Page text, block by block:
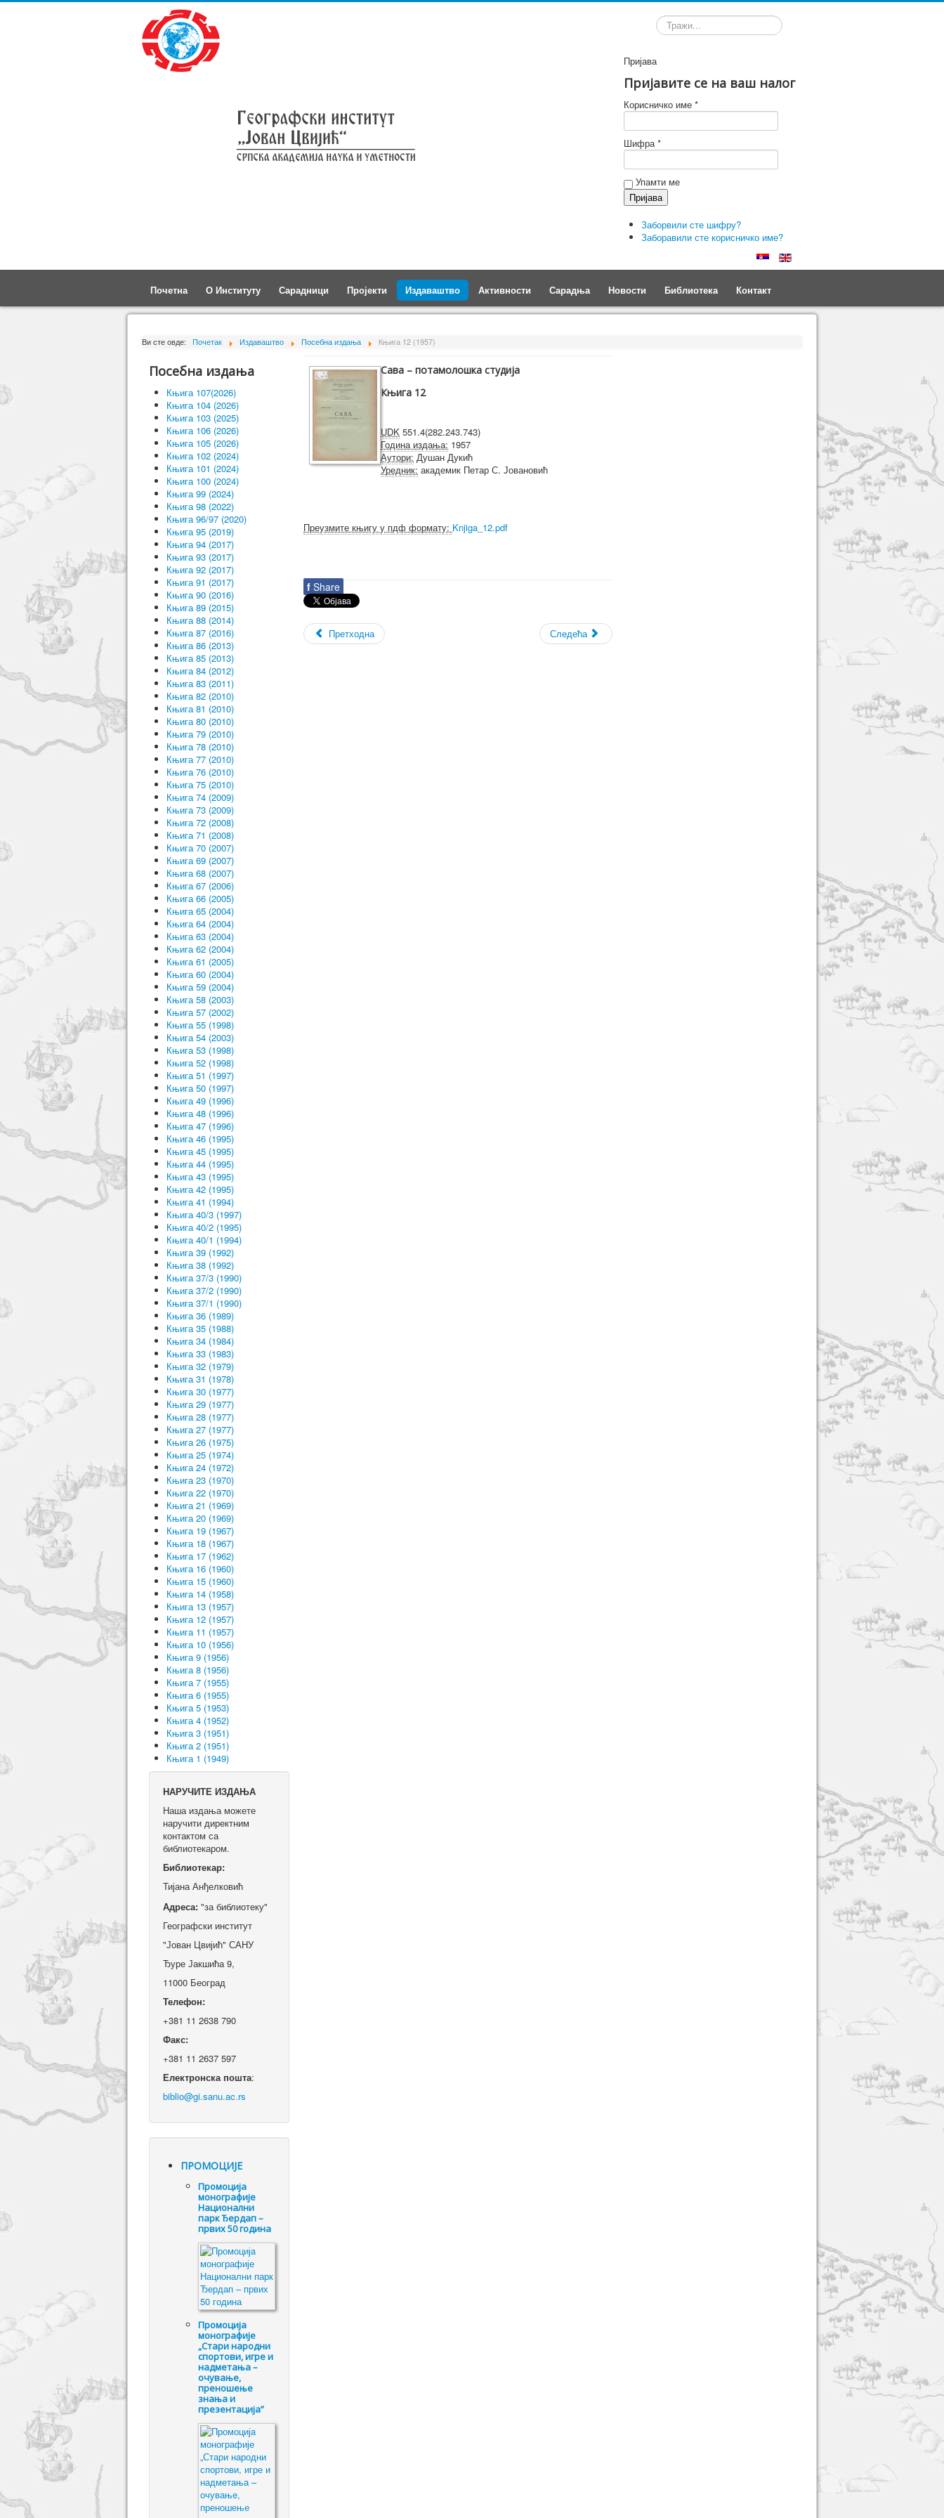
Претрага
Пријава
Пријавите се на ваш налог
Корисничко име *
Шифра *
Упамти ме
Заборвили сте шифру?
Заборавили сте корисничко име?
Почетна О Институту Сарадници Пројекти Издаваштво Активности Сарадња Новости Библиотека Контакт
Ви сте овде: Почетак Издаваштво Посебна издања Књига 12 (1957)
Посебна издања
Књига 107(2026)
Књига 104 (2026)
Књига 103 (2025)
Књига 106 (2026)
Књига 105 (2026)
Књига 102 (2024)
Књига 101 (2024)
Књига 100 (2024)
Књига 99 (2024)
Књига 98 (2022)
Књига 96/97 (2020)
Књига 95 (2019)
Књига 94 (2017)
Књига 93 (2017)
Књига 92 (2017)
Књига 91 (2017)
Књига 90 (2016)
Књига 89 (2015)
Књига 88 (2014)
Књига 87 (2016)
Књига 86 (2013)
Књига 85 (2013)
Књига 84 (2012)
Књига 83 (2011)
Књига 82 (2010)
Књига 81 (2010)
Књига 80 (2010)
Књига 79 (2010)
Књига 78 (2010)
Књига 77 (2010)
Књига 76 (2010)
Књига 75 (2010)
Књига 74 (2009)
Књига 73 (2009)
Књига 72 (2008)
Књига 71 (2008)
Књига 70 (2007)
Књига 69 (2007)
Књига 68 (2007)
Књига 67 (2006)
Књига 66 (2005)
Књига 65 (2004)
Књига 64 (2004)
Књига 63 (2004)
Књига 62 (2004)
Књига 61 (2005)
Књига 60 (2004)
Књига 59 (2004)
Књига 58 (2003)
Књига 57 (2002)
Књига 55 (1998)
Књига 54 (2003)
Књига 53 (1998)
Књига 52 (1998)
Књига 51 (1997)
Књига 50 (1997)
Књига 49 (1996)
Књига 48 (1996)
Књига 47 (1996)
Књига 46 (1995)
Књига 45 (1995)
Књига 44 (1995)
Књига 43 (1995)
Књига 42 (1995)
Књига 41 (1994)
Књига 40/3 (1997)
Књига 40/2 (1995)
Књига 40/1 (1994)
Књига 39 (1992)
Књига 38 (1992)
Књига 37/3 (1990)
Књига 37/2 (1990)
Књига 37/1 (1990)
Књига 36 (1989)
Књига 35 (1988)
Књига 34 (1984)
Књига 33 (1983)
Књига 32 (1979)
Књига 31 (1978)
Књига 30 (1977)
Књига 29 (1977)
Књига 28 (1977)
Књига 27 (1977)
Књига 26 (1975)
Књига 25 (1974)
Књига 24 (1972)
Књига 23 (1970)
Књига 22 (1970)
Књига 21 (1969)
Књига 20 (1969)
Књига 19 (1967)
Књига 18 (1967)
Књига 17 (1962)
Књига 16 (1960)
Књига 15 (1960)
Књига 14 (1958)
Књига 13 (1957)
Књига 12 (1957)
Књига 11 (1957)
Књига 10 (1956)
Књига 9 (1956)
Књига 8 (1956)
Књига 7 (1955)
Књига 6 (1955)
Књига 5 (1953)
Књига 4 (1952)
Књига 3 (1951)
Књига 2 (1951)
Књига 1 (1949)
Сава – потамолошка студија
Књига 12
UDK 551.4(282.243.743)
Година издања: 1957
Аутори: Душан Дукић
Уредник: академик Петар С. Јовановић
Преузмите књигу у пдф формату: Knjiga_12.pdf
f Share
Претходна Следећа
НАРУЧИТЕ ИЗДАЊА
Наша издања можете
наручити директним
контактом са
библиотекаром.
Библиотекар:
Тијана Анђелковић
Адреса: "за библиотеку"
Географски институт
"Јован Цвијић" САНУ
Ђуре Јакшића 9,
11000 Београд
Телефон:
+381 11 2638 790
Факс:
+381 11 2637 597
Електронска пошта:
ПРОМОЦИЈЕ
Промоцијa
монографије
Национални
парк Ђердап –
првих 50 година
Промоцијa
монографије
„Стари народни
спортови, игре и
надметања –
очување,
преношење
знања и
презентација”